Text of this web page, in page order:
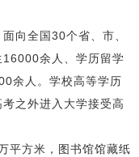
向全国30个省、市、
16000余人、学历留学
余人。学校高等学历
之外进入大学接受高
方米，图书馆馆藏纸